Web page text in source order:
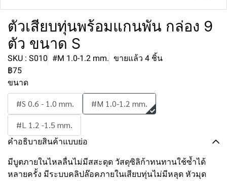
ตัวเสียบทุ่นพร้อมแกนพัน กล่อง 9
ตัว ขนาด S
SKU : S010 #M 1.0-1.2 mm. ขายแล้ว 4 ชิ้น
฿75
ขนาด
#S 0.6 - 1.0 mm.
#M 1.0-1.2 mm.
#L 1.2 -1.5 mm.
คำอธิบายสินค้าแบบย่อ
มีบูตภายในไหลลื่นไม่มีสสะดุด วัสดุซิลิก้าทนทานใช้ซ้ำได้
หลายครั้ง มีระบบคลิปล๊อคภายในเสียบทุ่นไม่มีหลุด หัวมุด